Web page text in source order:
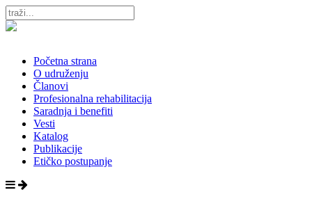
Početna strana
O udruženju
Članovi
Profesionalna rehabilitacija
Saradnja i benefiti
Vesti
Katalog
Publikacije
Etičko postupanje